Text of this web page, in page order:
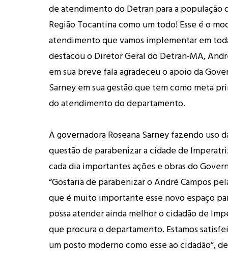
de atendimento do Detran para a população
Região Tocantina como um todo! Esse é o
atendimento que vamos implementar em
destacou o Diretor Geral do Detran-MA,
em sua breve fala agradeceu o apoio da
Sarney em sua gestão que tem como meta
do atendimento do departamento.
A governadora Roseana Sarney fazendo uso
questão de parabenizar a cidade de
cada dia importantes ações e obras do
“Gostaria de parabenizar o André Campos
que é muito importante esse novo espaço
possa atender ainda melhor o cidadão de
que procura o departamento. Estamos
um posto moderno como esse ao cidadão”,